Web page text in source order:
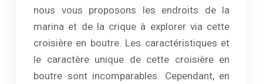
nous vous proposons les endroits de la
marina et de la crique à explorer via cette
croisière en boutre. Les caractéristiques et
le caractère unique de cette croisière en
boutre sont incomparables. Cependant, en